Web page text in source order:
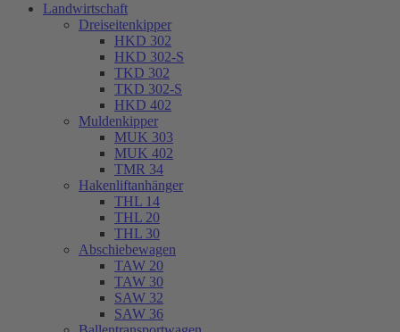
Landwirtschaft
Dreiseitenkipper
HKD 302
HKD 302-S
TKD 302
TKD 302-S
HKD 402
Muldenkipper
MUK 303
MUK 402
TMR 34
Hakenliftanhänger
THL 14
THL 20
THL 30
Abschiebewagen
TAW 20
TAW 30
SAW 32
SAW 36